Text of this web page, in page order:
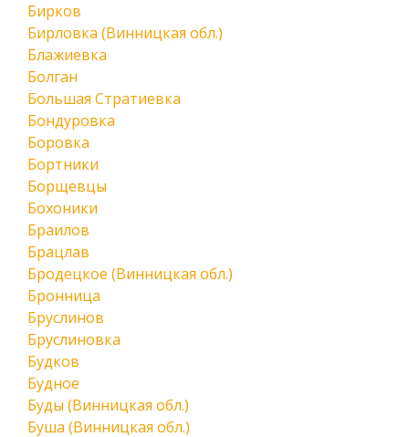
Бирков
Бирловка (Винницкая обл.)
Блажиевка
Болган
Большая Стратиевка
Бондуровка
Боровка
Бортники
Борщевцы
Бохоники
Браилов
Брацлав
Бродецкое (Винницкая обл.)
Бронница
Бруслинов
Бруслиновка
Будков
Будное
Буды (Винницкая обл.)
Буша (Винницкая обл.)